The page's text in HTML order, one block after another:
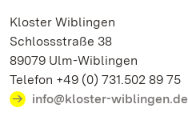
Kloster Wiblingen
Schlossstraße 38
89079 Ulm-Wiblingen
Telefon +49 (0) 731.502 89 75
info@kloster-wiblingen.de